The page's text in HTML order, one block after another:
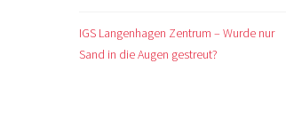
IGS Langenhagen Zentrum – Wurde nur
Sand in die Augen gestreut?